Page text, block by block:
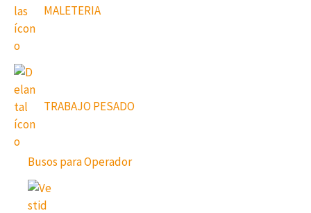
MALETERIA
TRABAJO PESADO
Busos para Operador